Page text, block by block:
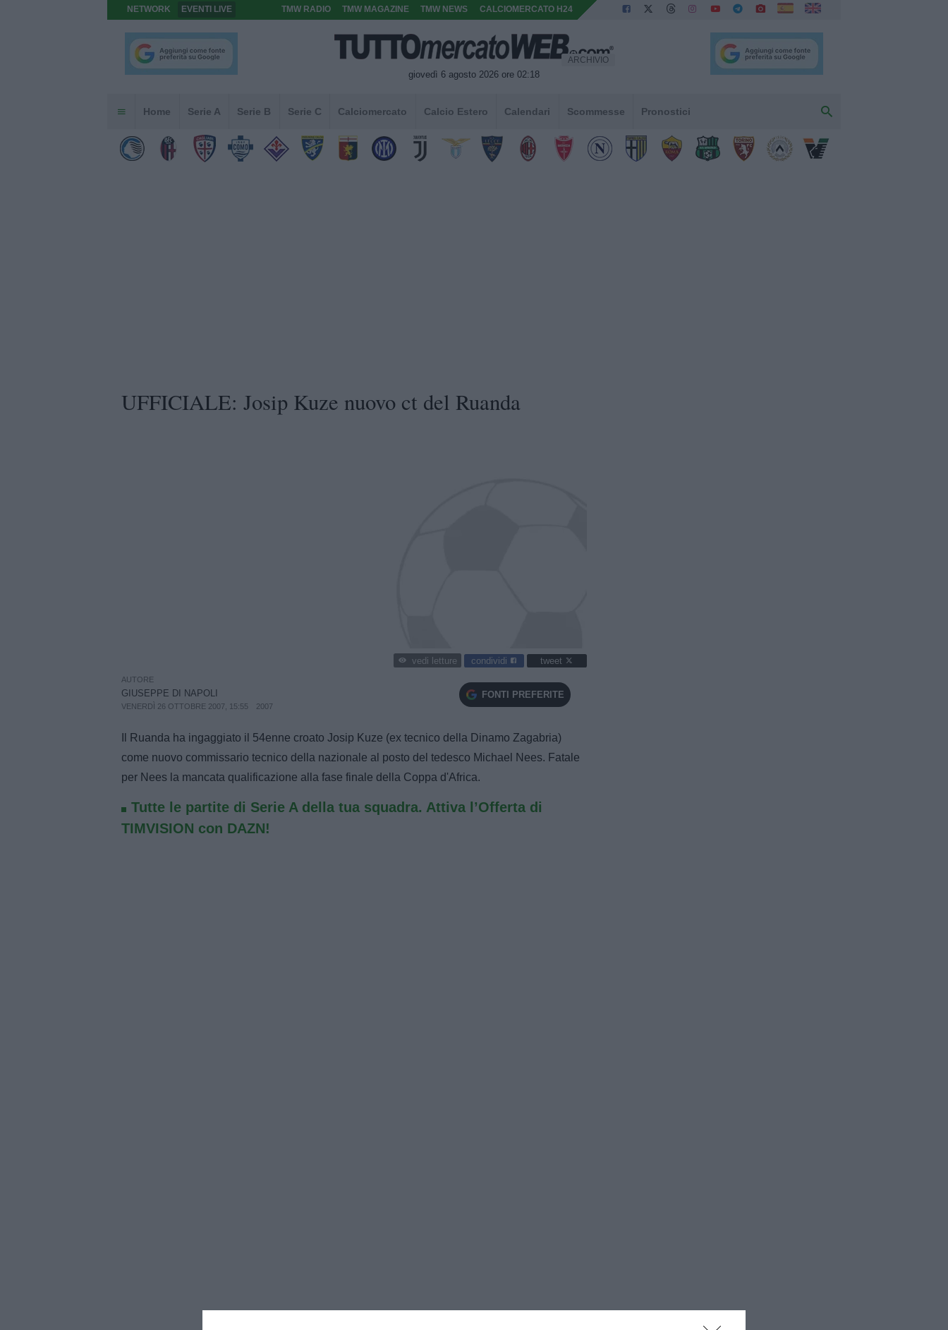
NETWORK EVENTI LIVE TMW RADIO TMW MAGAZINE TMW NEWS CALCIOMERCATO H24
giovedì 6 agosto 2026 ore 02:18
ARCHIVIO
Home Serie A Serie B Serie C Calciomercato Calcio Estero Calendari Scommesse Pronostici
UFFICIALE: Josip Kuze nuovo ct del Ruanda
vedi letture condividi tweet
AUTORE
GIUSEPPE DI NAPOLI
VENERDÌ 26 OTTOBRE 2007, 15:55 2007
FONTI PREFERITE
Il Ruanda ha ingaggiato il 54enne croato Josip Kuze (ex tecnico della Dinamo Zagabria)
come nuovo commissario tecnico della nazionale al posto del tedesco Michael Nees. Fatale
per Nees la mancata qualificazione alla fase finale della Coppa d'Africa.
Tutte le partite di Serie A della tua squadra. Attiva l’Offerta di
TIMVISION con DAZN!